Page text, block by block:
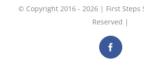
© Copyright 2016 - 2026 | First Steps
Reserved |
Facebook